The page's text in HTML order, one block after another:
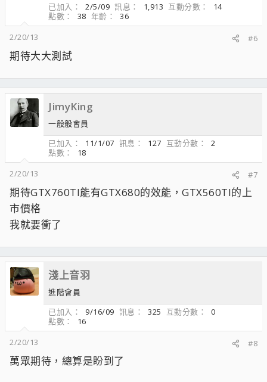
已加入
2/5/09 訊息 1,913 互動分數
14
點數
38 年齡
36
2/20/13
#6
期待大大測試
JimyKing
一般般會員
已加入
11/1/07 訊息 127 互動分數
2
點數
18
2/20/13
#7
期待GTX760TI能有GTX680的效能，GTX560TI的上
市價格
我就要衝了
淺上音羽
進階會員
已加入
9/16/09 訊息 325 互動分數
0
點數
16
2/20/13
#8
萬眾期待，總算是盼到了